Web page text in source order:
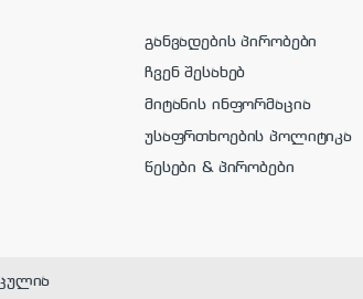
განვადების პირობები
ჩვენ შესახებ
მიტანის ინფორმაცია
უსაფრთხოების პოლიტიკა
წესები & პირობები